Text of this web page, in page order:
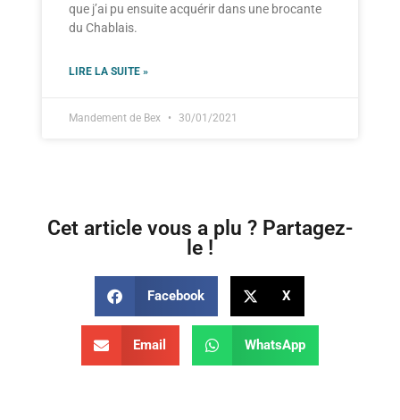
que j’ai pu ensuite acquérir dans une brocante
du Chablais.
LIRE LA SUITE »
Mandement de Bex 30/01/2021
Cet article vous a plu ? Partagez-
le !
Facebook X
Email WhatsApp